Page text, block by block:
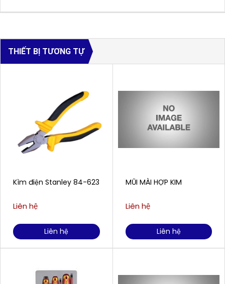
THIẾT BỊ TƯƠNG TỰ
Kìm điện Stanley 84-623
Liên hệ
Liên hệ
MŨI MÀI HỢP KIM
Liên hệ
Liên hệ